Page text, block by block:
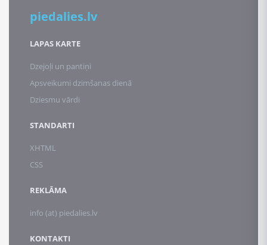
piedalies.lv
LAPAS KARTE
Dzejoļi un pantiņi
Apsveikumi dzimšanas dienā
Dziesmu vārdi
STANDARTI
XHTML
CSS
REKLĀMA
info (at) piedalies.lv
KONTAKTI